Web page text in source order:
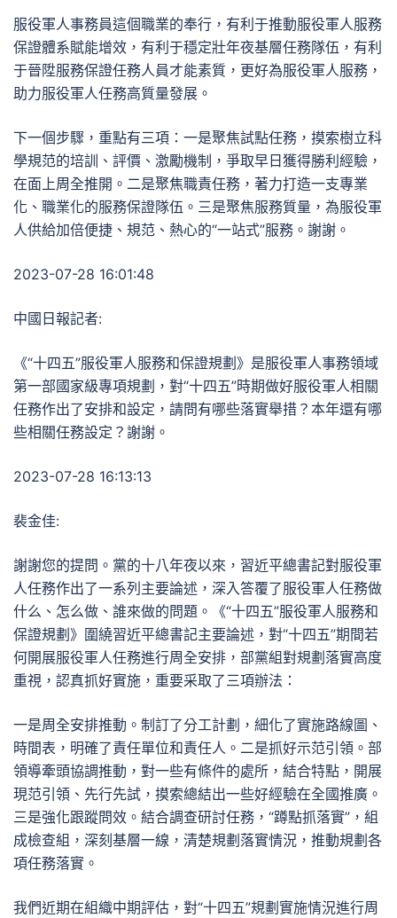
服役軍人事務員這個職業的奉行，有利于推動服役軍人服務
保證體系賦能增效，有利于穩定壯年夜基層任務隊伍，有利
于晉陞服務保證任務人員才能素質，更好為服役軍人服務，
助力服役軍人任務高質量發展。
下一個步驟，重點有三項：一是聚焦試點任務，摸索樹立科
學規范的培訓、評價、激勵機制，爭取早日獲得勝利經驗，
在面上周全推開。二是聚焦職責任務，著力打造一支專業
化、職業化的服務保證隊伍。三是聚焦服務質量，為服役軍
人供給加倍便捷、規范、熱心的“一站式”服務。謝謝。
2023-07-28 16:01:48
中國日報記者:
《“十四五”服役軍人服務和保證規劃》是服役軍人事務領域
第一部國家級專項規劃，對“十四五”時期做好服役軍人相關
任務作出了安排和設定，請問有哪些落實舉措？本年還有哪
些相關任務設定？謝謝。
2023-07-28 16:13:13
裴金佳:
謝謝您的提問。黨的十八年夜以來，習近平總書記對服役軍
人任務作出了一系列主要論述，深入答覆了服役軍人任務做
什么、怎么做、誰來做的問題。《“十四五”服役軍人服務和
保證規劃》圍繞習近平總書記主要論述，對“十四五”期間若
何開展服役軍人任務進行周全安排，部黨組對規劃落實高度
重視，認真抓好實施，重要采取了三項辦法：
一是周全安排推動。制訂了分工計劃，細化了實施路線圖、
時間表，明確了責任單位和責任人。二是抓好示范引領。部
領導牽頭協調推動，對一些有條件的處所，結合特點，開展
現范引領、先行先試，摸索總結出一些好經驗在全國推廣。
三是強化跟蹤問效。結合調查研討任務，“蹲點抓落實”，組
成檢查組，深刻基層一線，清楚規劃落實情況，推動規劃各
項任務落實。
我們近期在組織中期評估，對“十四五”規劃實施情況進行周